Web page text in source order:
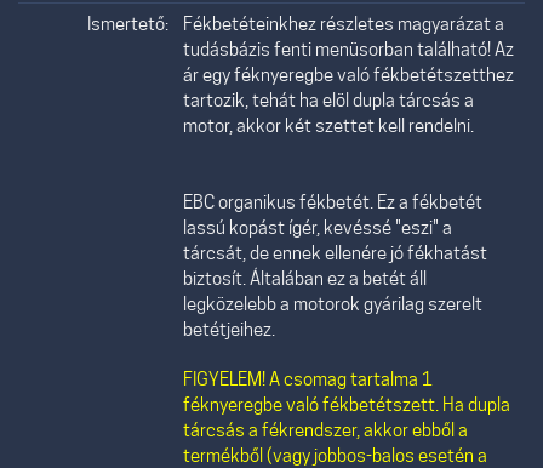
Ismertető:
Fékbetéteinkhez részletes magyarázat a
tudásbázis fenti menüsorban található! Az
ár egy féknyeregbe való fékbetétszetthez
tartozik, tehát ha elöl dupla tárcsás a
motor, akkor két szettet kell rendelni.
EBC organikus fékbetét. Ez a fékbetét
lassú kopást ígér, kevéssé "eszi" a
tárcsát, de ennek ellenére jó fékhatást
biztosít. Általában ez a betét áll
legközelebb a motorok gyárilag szerelt
betétjeihez.
FIGYELEM! A csomag tartalma 1
féknyeregbe való fékbetétszett. Ha dupla
tárcsás a fékrendszer, akkor ebből a
termékből (vagy jobbos-balos esetén a